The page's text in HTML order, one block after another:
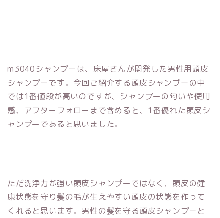
m3040シャンプーは、床屋さんが開発した男性用頭皮
シャンプーです。今回ご紹介する頭皮シャンプーの中
では1番値段が高いのですが、シャンプーの匂いや使用
感、アフターフォローまで含めると、1番優れた頭皮シ
ャンプーであると思いました。
ただ洗浄力が強い頭皮シャンプーではなく、頭皮の健
康状態を守り髪の毛が生えやすい頭皮の状態を作って
くれると思います。男性の髪を守る頭皮シャンプーと